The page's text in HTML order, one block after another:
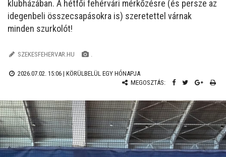
klubházában. A hétfői fehérvári mérkőzésre (és persze az
idegenbeli összecsapásokra is) szeretettel várnak
minden szurkolót!
SZEKESFEHERVAR.HU .
2026.07.02. 15:06 | KÖRÜLBELÜL EGY HÓNAPJA
MEGOSZTÁS: